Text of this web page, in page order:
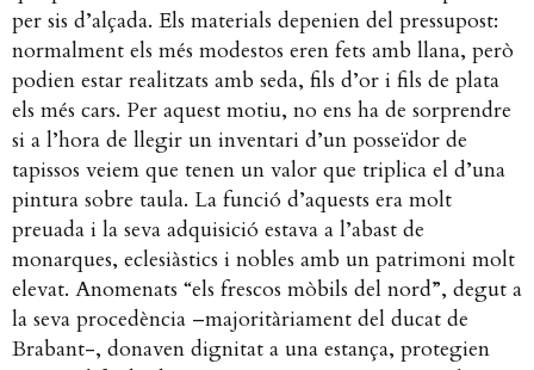
per sis d’alçada. Els materials depenien del pressupost:
normalment els més modestos eren fets amb llana, però
podien estar realitzats amb seda, fils d’or i fils de plata
els més cars. Per aquest motiu, no ens ha de sorprendre
si a l’hora de llegir un inventari d’un posseïdor de
tapissos veiem que tenen un valor que triplica el d’una
pintura sobre taula. La funció d’aquests era molt
preuada i la seva adquisició estava a l’abast de
monarques, eclesiàstics i nobles amb un patrimoni molt
elevat. Anomenats “els frescos mòbils del nord”, degut a
la seva procedència –majoritàriament del ducat de
Brabant-, donaven dignitat a una estança, protegien